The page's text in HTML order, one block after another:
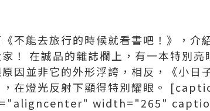
不能去旅行的時候就看書吧！》，介
！ 在誠品的雜誌欄上，有一本特別亮
因並非它的外形浮誇，相反，《小日
在燈光反射下顯得特別耀眼。
width="265"